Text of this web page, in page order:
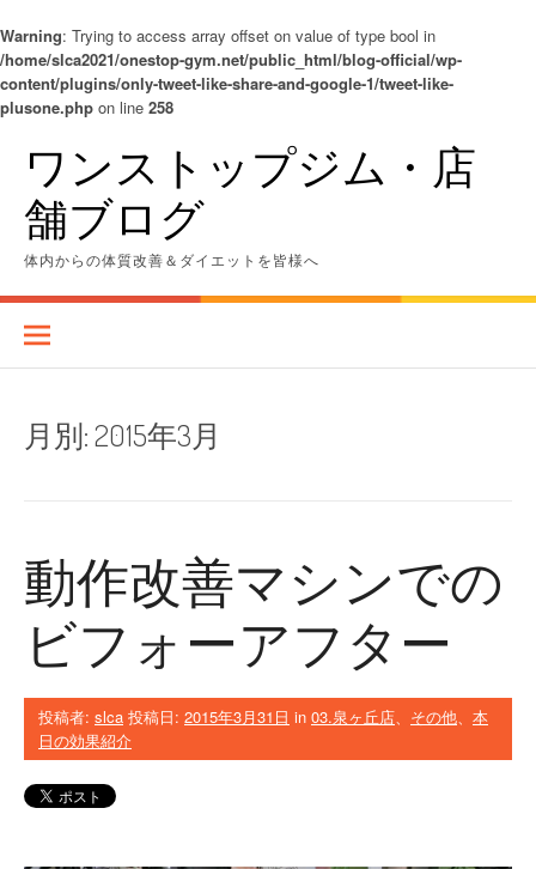
Warning: Trying to access array offset on value of type bool in
/home/slca2021/onestop-gym.net/public_html/blog-official/wp-
content/plugins/only-tweet-like-share-and-google-1/tweet-like-
plusone.php on line 258
キ
ワンストップジム・店
舗ブログ
体内からの体質改善＆ダイエットを皆様へ
月別:2015年3月
動作改善マシンでの
ビフォーアフター
投稿者: slca 投稿日: 2015年3月31日 in 03.泉ヶ丘店、 その他、 本
日の効果紹介